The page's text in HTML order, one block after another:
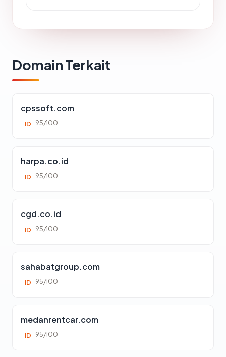
Domain Terkait
cpssoft.com
ID 95/100
harpa.co.id
ID 95/100
cgd.co.id
ID 95/100
sahabatgroup.com
ID 95/100
medanrentcar.com
ID 95/100